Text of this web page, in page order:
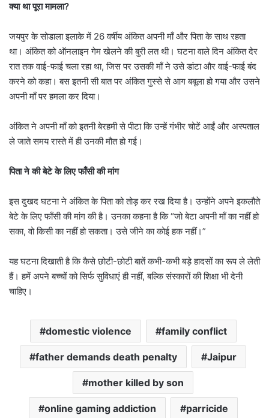
क्या था पूरा मामला?
जयपुर के सोडाला इलाके में 26 वर्षीय अंकित अपनी माँ और पिता के साथ रहता
था। अंकित को ऑनलाइन गेम खेलने की बुरी लत थी। घटना वाले दिन अंकित देर
रात तक वाई-फाई चला रहा था, जिस पर उसकी माँ ने उसे डांटा और वाई-फाई बंद
करने को कहा। बस इतनी सी बात पर अंकित गुस्से से आग बबूला हो गया और उसने
अपनी माँ पर हमला कर दिया।
अंकित ने अपनी माँ को इतनी बेरहमी से पीटा कि उन्हें गंभीर चोटें आईं और अस्पताल
ले जाते समय रास्ते में ही उनकी मौत हो गई।
पिता ने की बेटे के लिए फाँसी की मांग
इस दुखद घटना ने अंकित के पिता को तोड़ कर रख दिया है। उन्होंने अपने इकलौते
बेटे के लिए फाँसी की मांग की है। उनका कहना है कि “जो बेटा अपनी माँ का नहीं हो
सका, वो किसी का नहीं हो सकता। उसे जीने का कोई हक नहीं।”
यह घटना दिखाती है कि कैसे छोटी-छोटी बातें कभी-कभी बड़े हादसों का रूप ले लेती
हैं। हमें अपने बच्चों को सिर्फ सुविधाएं ही नहीं, बल्कि संस्कारों की शिक्षा भी देनी
चाहिए।
domestic violence family conflict
father demands death penalty Jaipur
mother killed by son
online gaming addiction parricide